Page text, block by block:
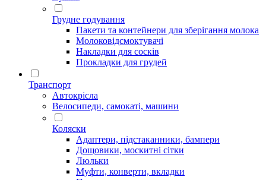
Грудне годування
Пакети та контейнери для зберігання молока
Молоковідсмоктувачі
Накладки для сосків
Прокладки для грудей
Транспорт
Автокрісла
Велосипеди, самокаті, машини
Коляски
Адаптери, підстаканники, бампери
Дощовики, москитні сітки
Люльки
Муфти, конверти, вкладки